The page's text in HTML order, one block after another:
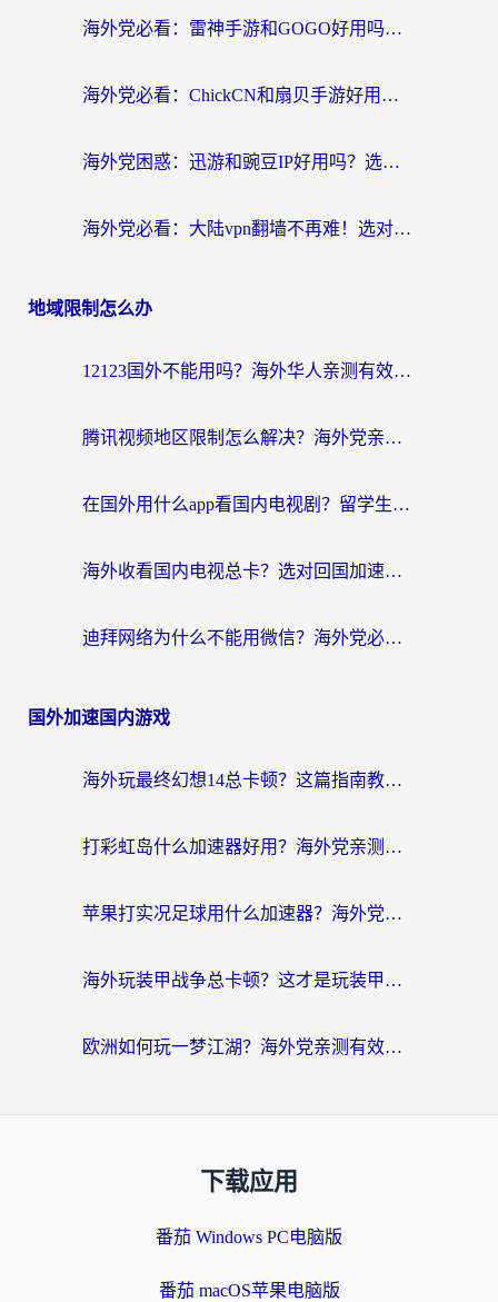
海外党必看：雷神手游和GOGO好用吗？3步选对回国加速器，无缝刷剧玩原神
海外党必看：ChickCN和扇贝手游好用吗？3步选对回国加速器无缝刷国内资源
海外党困惑：迅游和豌豆IP好用吗？选对回国加速器，刷剧游戏再也不卡
海外党必看：大陆vpn翻墙不再难！选对加速器，无缝刷国内资源
地域限制怎么办
12123国外不能用吗？海外华人亲测有效的回国加速方案来了
腾讯视频地区限制怎么解决？海外党亲测有效的回国加速器选择指南
在国外用什么app看国内电视剧？留学生亲测有效的回国加速方案
海外收看国内电视总卡？选对回国加速器，让你流畅追《狂飙》《长相思》
迪拜网络为什么不能用微信？海外党必看的回国加速解决方案
国外加速国内游戏
海外玩最终幻想14总卡顿？这篇指南教你选对加速器（附非洲美国玩家实测）
打彩虹岛什么加速器好用？海外党亲测的国服游戏加速终极指南
苹果打实况足球用什么加速器？海外党亲测有效的国服游戏加速指南
海外玩装甲战争总卡顿？这才是玩装甲战争最好的加速器（附马来西亚玩重装上阵攻略）
欧洲如何玩一梦江湖？海外党亲测有效的国服游戏加速指南
下载应用
番茄 Windows PC电脑版
番茄 macOS苹果电脑版